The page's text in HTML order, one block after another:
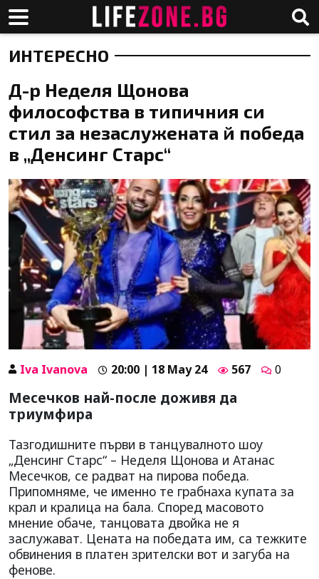
ИНТЕРЕСНО
Д-р Неделя Щонова
философства в типичния си
стил за незаслужената й победа
в „Денсинг Старс“
Iva Ivanova 20:00 | 18 May 24 567 0
Месечков най-после доживя да
триумфира
Тазгодишните първи в танцувалното шоу
„Денсинг Старс“ – Неделя Щонова и Атанас
Месечков, се радват на пирова победа.
Припомняме, че именно те грабнаха купата за
крал и кралица на бала. Според масовото
мнение обаче, танцовата двойка не я
заслужават. Цената на победата им, са тежките
обвинения в платен зрителски вот и загуба на
фенове.